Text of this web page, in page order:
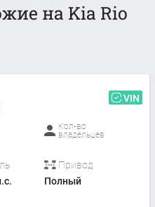
на Kia Rio
VIN
Кол-во
владельцев
Привод
Полный